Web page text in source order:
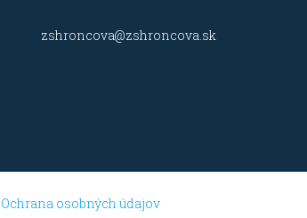
zshroncova@zshroncova.sk
Ochrana osobných údajov